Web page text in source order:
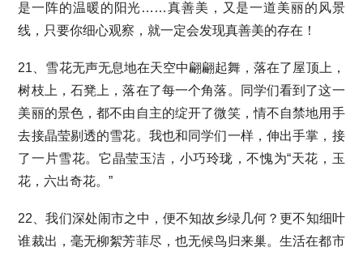
是一阵的温暖的阳光……真善美，又是一道美丽的风景
线，只要你细心观察，就一定会发现真善美的存在！
21、雪花无声无息地在天空中翩翩起舞，落在了屋顶上，
树枝上，石凳上，落在了每一个角落。同学们看到了这一
美丽的景色，都不由自主的绽开了微笑，情不自禁地用手
去接晶莹剔透的雪花。我也和同学们一样，伸出手掌，接
了一片雪花。它晶莹玉洁，小巧玲珑，不愧为“天花，玉
花，六出奇花。”
22、我们深处闹市之中，便不知故乡绿几何？更不知细叶
谁裁出，毫无柳絮芳菲尽，也无候鸟归来巢。生活在都市